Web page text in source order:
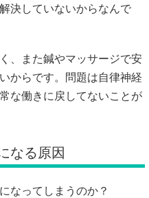
決していないからなんで
、また鍼やマッサージで安
からです。問題は自律神経
な働きに戻してないことが
なる原因
なってしまうのか？